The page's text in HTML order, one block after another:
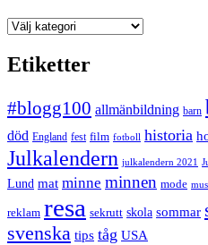
Kategorier
Etiketter
#blogg100 allmänbildning barn
död England fest film fotboll historia
Julkalendern julkalendern 2021
Lund mat minne minnen mode
reklam resa sekrutt skola sommar
svenska tips tåg USA